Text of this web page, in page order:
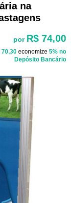
na
por R$ 74,00
70,30 economize 5% no
Depósito Bancário